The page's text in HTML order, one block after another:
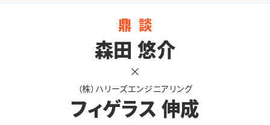
鼎談
森田 悠介
×
（株）ハリーズエンジニアリング
フィゲラス 伸成